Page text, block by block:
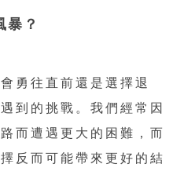
暴？
勇往直前還是選擇退
到的挑戰。我們經常因
而遭遇更大的困難，而
反而可能帶來更好的結